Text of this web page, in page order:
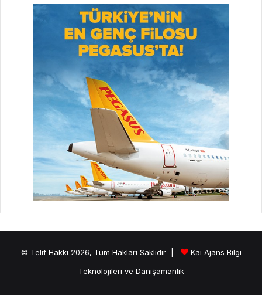
© Telif Hakkı 2026, Tüm Hakları Saklıdır |
Kai Ajans Bilgi
Teknolojileri ve Danışamanlık